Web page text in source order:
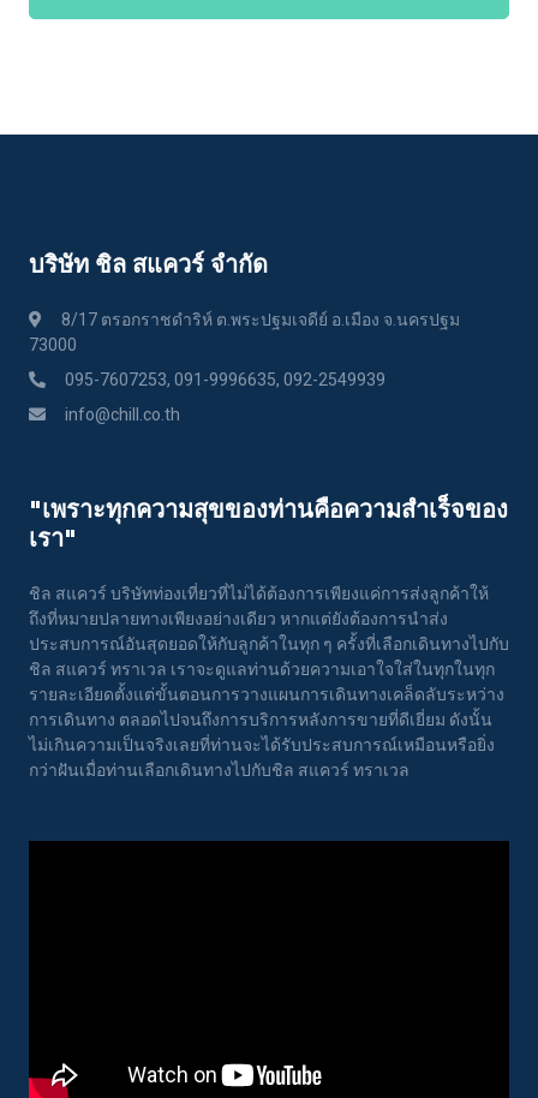
บริษัท ชิล สแควร์ จำกัด
8/17 ตรอกราชดำริห์ ต.พระปฐมเจดีย์ อ.เมือง จ.นครปฐม
73000
095-7607253, 091-9996635, 092-2549939
info@chill.co.th
"เพราะทุกความสุขของท่านคือความสําเร็จของ
เรา"
ชิล สแควร์ บริษัทท่องเที่ยวที่ไม่ได้ต้องการเพียงแค่การส่งลูกค้าให้
ถึงที่หมายปลายทางเพียงอย่างเดียว หากแต่ยังต้องการนำส่ง
ประสบการณ์อันสุดยอดให้กับลูกค้าในทุก ๆ ครั้งที่เลือกเดินทางไปกับ
ชิล สแควร์ ทราเวล เราจะดูแลท่านด้วยความเอาใจใส่ในทุกในทุก
รายละเอียดตั้งแต่ขั้นตอนการวางแผนการเดินทางเคล็ดลับระหว่าง
การเดินทาง ตลอดไปจนถึงการบริการหลังการขายที่ดีเยี่ยม ดังนั้น
ไม่เกินความเป็นจริงเลยที่ท่านจะได้รับประสบการณ์เหมือนหรือยิ่ง
กว่าฝันเมื่อท่านเลือกเดินทางไปกับชิล สแควร์ ทราเวล